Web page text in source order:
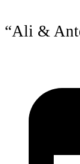
“Ali &